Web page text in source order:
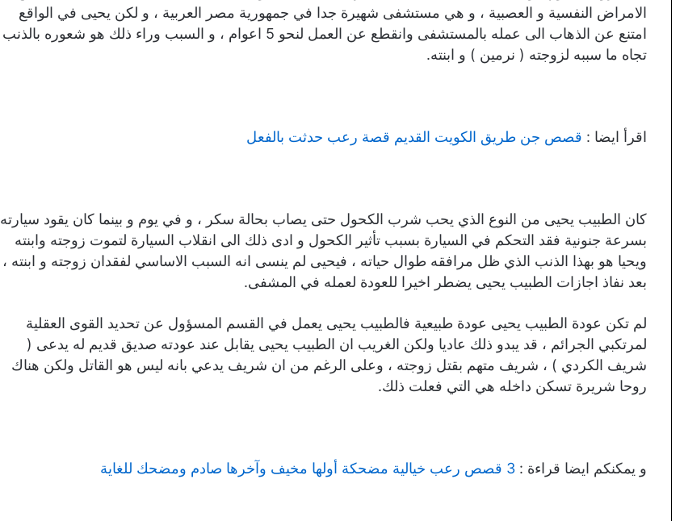
الامراض النفسية و العصبية ، و هي مستشفى شهيرة جدا في جمهورية مصر العربية ، و لكن يحيى في الواقع
امتنع عن الذهاب الى عمله بالمستشفى وانقطع عن العمل لنحو 5 اعوام ، و السبب وراء ذلك هو شعوره بالذنب
تجاه ما سببه لزوجته ( نرمين ) و ابنته.
اقرأ ايضا : قصص جن طريق الكويت القديم قصة رعب حدثت بالفعل
كان الطبيب يحيى من النوع الذي يحب شرب الكحول حتى يصاب بحالة سكر ، و في يوم و بينما كان يقود سيارته
بسرعة جنونية فقد التحكم في السيارة بسبب تأثير الكحول و ادى ذلك الى انقلاب السيارة لتموت زوجته وابنته
ويحيا هو بهذا الذنب الذي ظل مرافقه طوال حياته ، فيحيى لم ينسى انه السبب الاساسي لفقدان زوجته و ابنته ،
بعد نفاذ اجازات الطبيب يحيى يضطر اخيرا للعودة لعمله في المشفى.
لم تكن عودة الطبيب يحيى عودة طبيعية فالطبيب يحيى يعمل في القسم المسؤول عن تحديد القوى العقلية
لمرتكبي الجرائم ، قد يبدو ذلك عاديا ولكن الغريب ان الطبيب يحيى يقابل عند عودته صديق قديم له يدعى (
شريف الكردي ) ، شريف متهم بقتل زوجته ، وعلى الرغم من ان شريف يدعي بانه ليس هو القاتل ولكن هناك
روحا شريرة تسكن داخله هي التي فعلت ذلك.
و يمكنكم ايضا قراءة : 3 قصص رعب خيالية مضحكة أولها مخيف وآخرها صادم ومضحك للغاية